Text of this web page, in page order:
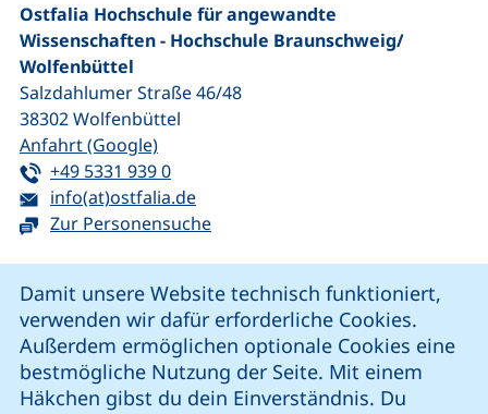
Damit unsere Website technisch funktioniert,
verwenden wir dafür erforderliche Cookies.
Außerdem ermöglichen optionale Cookies eine
bestmögliche Nutzung der Seite. Mit einem
Häkchen gibst du dein Einverständnis. Du
Ostfalia Hochschule für angewandte
Wissenschaften - Hochschule Braunschweig/​
Wolfenbüttel
Salzdahlumer Straße 46/48
38302Wolfenbüttel
Anfahrt (Google)(externer Link, öffnet neues Fenster)
Tel:
+49 5331 939 0(startet einen Telefonanruf, wenn Ihr
E-Mail:
info(at)ostfalia.de(öffnet Ihr E-Mail-Programm)
Zur Personensuche
unsere Facebook-Seite (externer Link, öffnet neues
unsere LinkedIn-Seite (externer Link, öffnet
unsere Instagram-Seite (externer Link,
unsere YouTube-Seite (externer